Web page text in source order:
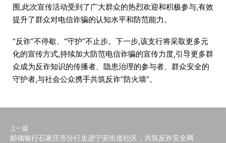
围,此次宣传活动受到了广大群众的热烈欢迎和积极参与,有效
提升了群众对电信诈骗的认知水平和防范能力。
“反诈”不停歇、“守护”不止步。下一步,该支行将采取更多元
化的宣传方式,持续加大防范电信诈骗的宣传力度,引导更多群
众成为反诈知识的传播者、隐患治理的参与者、群众安全的
守护者,与社会公众携手共筑反诈“防火墙”。
上一篇
邮储银行石家庄市分行走进宁安街道社区，共筑反诈安全网